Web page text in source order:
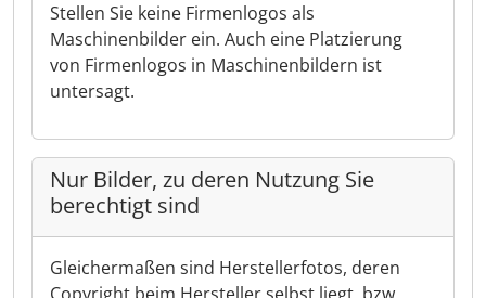
Stellen Sie keine Firmenlogos als
Maschinenbilder ein. Auch eine Platzierung
von Firmenlogos in Maschinenbildern ist
untersagt.
Nur Bilder, zu deren Nutzung Sie
berechtigt sind
Gleichermaßen sind Herstellerfotos, deren